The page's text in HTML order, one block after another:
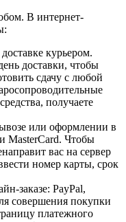
В интернет-
курьером.
доставки, чтобы
сдачу с любой
получаете
или оформлении в
MasterCard. Чтобы
вас на сервер
номер карты, срок
заказе: PayPal,
совершения покупки
платежного